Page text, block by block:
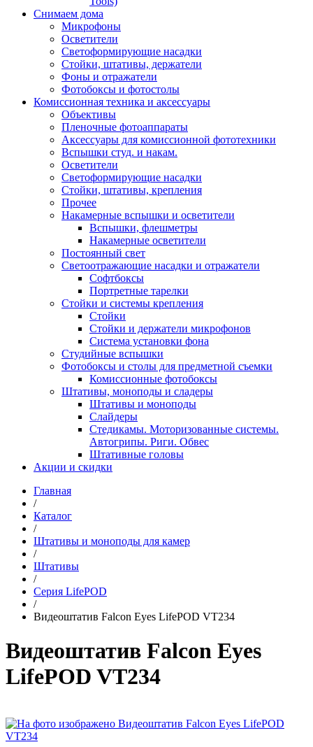
Снимаем дома
Микрофоны
Осветители
Светоформирующие насадки
Стойки, штативы, держатели
Фоны и отражатели
Фотобоксы и фотостолы
Комиссионная техника и аксессуары
Объективы
Пленочные фотоаппараты
Аксессуары для комиссионной фототехники
Вспышки студ. и накам.
Осветители
Светоформирующие насадки
Стойки, штативы, крепления
Прочее
Накамерные вспышки и осветители
Вспышки, флешметры
Накамерные осветители
Постоянный свет
Светоотражающие насадки и отражатели
Софтбоксы
Портретные тарелки
Стойки и системы крепления
Стойки
Стойки и держатели микрофонов
Система установки фона
Студийные вспышки
Фотобоксы и столы для предметной съемки
Комиссионные фотобоксы
Штативы, моноподы и сладеры
Штативы и моноподы
Слайдеры
Стедикамы. Моторизованные системы.
Автогрипы. Риги. Обвес
Штативные головы
Акции и скидки
Главная
/
Каталог
/
Штативы и моноподы для камер
/
Штативы
/
Серия LifePOD
/
Видеоштатив Falcon Eyes LifePOD VT234
Видеоштатив Falcon Eyes
LifePOD VT234